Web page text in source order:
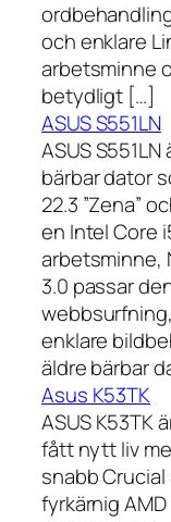
och enklare
arbetsminne
betydligt […]
ASUS S551LN
ASUS
bärbar dator
22.3 ”Zena”
en Intel Core
arbetsminne,
3.0 passar
enklare
äldre bärbar
Asus K53TK
ASUS K53TK
fått nytt liv
snabb Crucial
fyrkärnig